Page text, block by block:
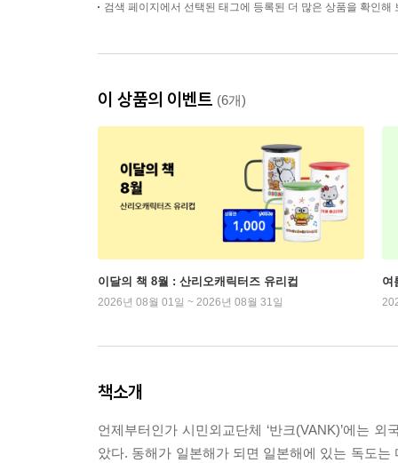
검색 페이지에서 선택된 태그에 등록된 더 많은 상품을 확인해
이 상품의 이벤트 (6개)
이달의 책 8월 : 산리오캐릭터즈 유리컵
2026년 08월 01일 ~ 2026년 08월 31일
여
책소개
언제부터인가 시민외교단체 ‘반크(VANK)’에는
았다. 동해가 일본해가 되면 일본해에 있는 독도